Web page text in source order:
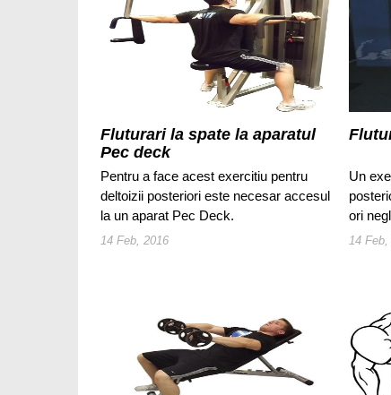
Fluturari la spate la aparatul
Pec deck
Pentru a face acest exercitiu pentru
deltoizii posteriori este necesar accesul
la un aparat Pec Deck.
14 Feb, 2016
Un
ori
14